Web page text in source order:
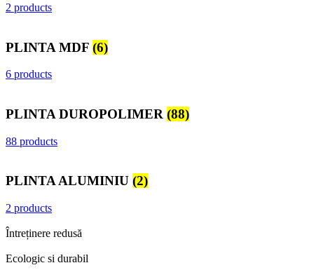
2 products
PLINTA MDF (6)
6 products
PLINTA DUROPOLIMER (88)
88 products
PLINTA ALUMINIU (2)
2 products
Întreținere redusă
Ecologic si durabil